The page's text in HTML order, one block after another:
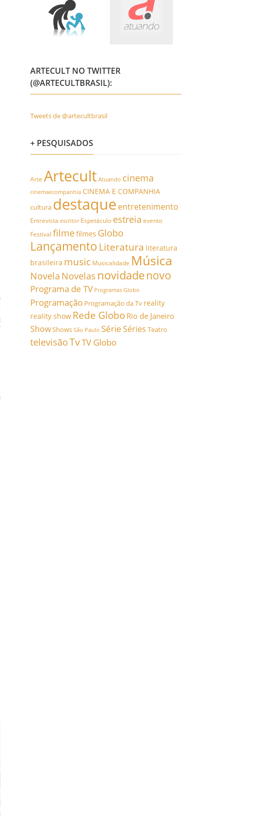
ARTECULT NO TWITTER
(@ARTECULTBRASIL):
Tweets de @artecultbrasil
+ PESQUISADOS
Arte Artecult Atuando cinema
cinemaecompanhia CINEMA E COMPANHIA
cultura destaque entretenimento
Entrevista escritor Espetáculo estreia evento
Festival filmefilmes Globo
Lançamento Literatura literatura
brasileira music Musicalidade Música
Novela Novelas novidadenovo
Programa de TV Programas Globo
Programação Programação da Tv reality
reality show Rede Globo Rio de Janeiro
ShowShows São Paulo SérieSéries Teatro
televisãoTvTV Globo